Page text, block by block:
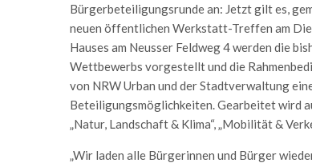
Bürgerbeteiligungsrunde an: Jetzt gilt es,
neuen öffentlichen Werkstatt-Treffen am
Hauses am Neusser Feldweg 4 werden die
Wettbewerbs vorgestellt und die
von NRW Urban und der Stadtverwaltung
Beteiligungsmöglichkeiten. Gearbeitet wird
„Natur, Landschaft & Klima“, „Mobilität &
„Wir laden alle Bürgerinnen und Bürger